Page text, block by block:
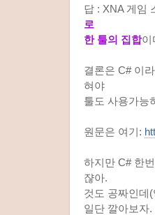
답 : XNA 게임
로
한 툴의 집합이
결론은 C# 이
혀야
툴도 사용가능
원문은 여기:
하지만 C# 한
쟎아.
것도 공짜인데
일단 깔아보자